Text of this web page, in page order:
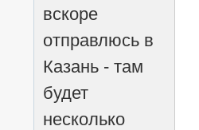
вскоре
отправлюсь в
Казань - там
будет
несколько